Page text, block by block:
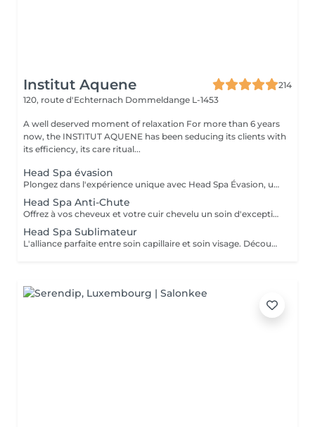
Institut Aquene
214
120, route d'Echternach Dommeldange L-1453
A well deserved moment of relaxation For more than 6 years
now, the INSTITUT AQUENE has been seducing its clients with
its efficiency, its care ritual...
Head Spa évasion
Plongez dans l'expérience unique avec Head Spa Évasion, un soin dédié exclusivement à votre cuir chevelu. Ce rituel express est idéal pour découvrir les bienfaits du Head Spa, alliant relaxation profonde et stimulation du cuir chevelu. Un Moment Pour Vous Évader - Nettoyage en profondeur: Élimination des impuretés pour un cuir chevelu purifié. - Massage ciblé: Une gestuelle relaxante qui stimule la microcirculation et soulage les tensions. - Hydratation et soin: Des produits adaptés pour nourrir et revitaliser votre cuir chevelu. Un sèche cheveux et des brosses sont mis à votre disposition pour que vous ne repartiez pas avec la tête mouillée.
Head Spa Anti-Chute
Offrez à vos cheveux et votre cuir chevelu un soin d'exception avec notre Head Spa Anti-chute, utilisant les produits haut de gamme NANNIC. Ce traitement innovant a été conçu pour prévenir la chute des cheveux, favoriser leur repousse et renforcer leur santé globale. Les Bienfaits des Produits NANNIC Les soins NANNIC sont formulés avec des complexes innovants et des ingrédients naturels tels que: - Peptides bioactifs: stimulent la croissance et renforcent les racines. - Extraits végétaux: Apaisent et rééquilibrent le cuir chevelu. - Technologie NBE: Optimise la pénétration des actifs pour des résultats visible dès les premières séances. Afin de prolonger les bienfaits à la maison, bénéficiez d'une réduction de 15% sur la gamme capillaire ainsi que les trousses au format voyage et/ou découverte. Un sèche cheveux et des brosses sont mis à votre disposition pour que vous ne repartiez pas avec la tête mouillée
Head Spa Sublimateur
L'alliance parfaite entre soin capillaire et soin visage. Découvrez notre nouveau Head Spa Sublimateur qui marie le meilleur des soins capillaires et des soins visage pour une expérience de bien-être et de beauté complète. Conçu pour sublimer vos cheveux tout en revitalisant votre peau, ce soin est une véritable parenthèse de détente et de régénération. En Quoi Consiste ce soin ? Le Head Spa Sublimateur est un protocole unique qui agit en profondeur sur vos cheveux, votre cuir chevelu et votre visage: - Soin Capillaire Personnalisé: Nettoyage, massage et application de soins adaptés pour purifier le cuir chevelu, renforcer la fibre capillaire et sublimer vos cheveux. - Rituel visage: Un soin ciblé pour hydrater, apaiser et illuminer la peau, en utilisant des produits premium et techniques expertes. - Massage Relaxant: Une gestuelle douce et enveloppante pour une détente absolue, favorisant la circulation et l'oxygénation des tissus. Les Bienfaits - Pour vos cheveux: Un cuir chevelu purifié, des cheveux plus brillants, plus doux et revitalisés en profondeur. - Pour votre peau: Un teint éclatant, une peau repulpée et nourrie, visiblement apaisée. - Pour votre Bien-être: Une relaxation totale et un moment de lâcher-prise unique. Un moment d'exception pour sublimer votre beauté naturelle Un sèche cheveux et des brosses sont mis à votre disposition pour que vous ne repartiez pas avec la tête mouillée